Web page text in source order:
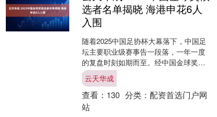
选者名单揭晓 海港申花6人
入围
随着2025中国足协杯大幕落下，中国足
坛主要职业级赛事告一段落，一年一度
的复盘时刻如期而至。经中国金球奖评
委会综合评判，2025中国金球奖评选5个
奖项的候选者名....
云天华成
查看： 130 分类： 配资首选门户网
站